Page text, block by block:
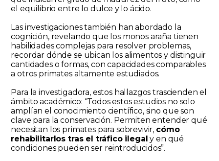
el equilibrio entre lo dulce y lo ácido.
Las investigaciones también han abordado la
cognición, revelando que los monos araña tienen
habilidades complejas para resolver problemas,
recordar dónde se ubican los alimentos y distinguir
cantidades o formas, con capacidades comparables
a otros primates altamente estudiados.
Para la investigadora, estos hallazgos trascienden el
ámbito académico: “Todos estos estudios no solo
amplían el conocimiento científico, sino que son
clave para la conservación. Permiten entender qué
necesitan los primates para sobrevivir, cómo
rehabilitarlos tras el tráfico ilegal y en qué
condiciones pueden ser reintroducidos”.